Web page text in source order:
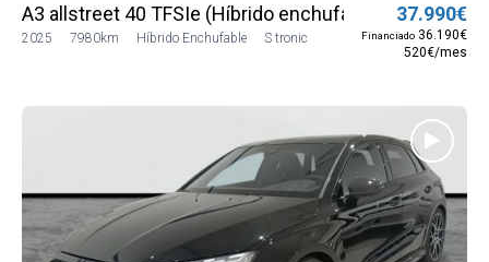
A3 allstreet 40 TFSIe (Híbrido enchufable) 150 kW
2025 7980km Híbrido Enchufable S tronic
37.990€
Financiado 36.190€
520€/mes